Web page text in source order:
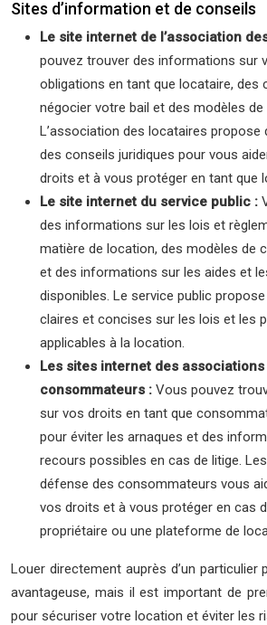
Sites d’information et de conseils
Le site internet de l’association
pouvez trouver des informations sur
obligations en tant que locataire, des
négocier votre bail et des modèles
L’association des locataires
des conseils juridiques pour vous
droits et à vous protéger en tant que
Le site internet du service public :
des informations sur les lois et
matière de location, des modèles de
et des informations sur les aides et
disponibles. Le service public
claires et concises sur les lois et les
applicables à la location.
Les sites internet des
consommateurs : Vous pouvez
sur vos droits en tant que
pour éviter les arnaques et des
recours possibles en cas de litige.
défense des consommateurs vous
vos droits et à vous protéger en cas
propriétaire ou une plateforme de
Louer directement auprès d’un particulier
avantageuse, mais il est important de
pour sécuriser votre location et éviter les